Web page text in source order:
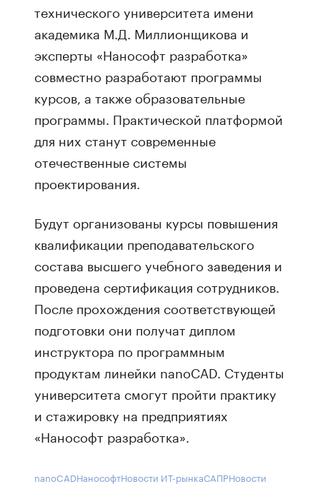
технического университета имени
академика М.Д. Миллионщикова и
эксперты «Нанософт разработка»
совместно разработают программы
курсов, а также образовательные
программы. Практической платформой
для них станут современные
отечественные системы
проектирования.
Будут организованы курсы повышения
квалификации преподавательского
состава высшего учебного заведения и
проведена сертификация сотрудников.
После прохождения соответствующей
подготовки они получат диплом
инструктора по программным
продуктам линейки nanoCAD. Студенты
университета смогут пройти практику
и стажировку на предприятиях
«Нанософт разработка».
nanoCADНанософтНовости ИТ-рынкаСАПРНовости